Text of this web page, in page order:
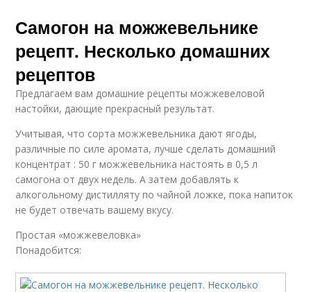
Домашний водка
гранатовым соком
Самогон на можжевельнике
рецепт. Несколько домашних
рецептов
Предлагаем вам домашние рецепты можжевеловой
настойки, дающие прекрасный результат.
Учитывая, что сорта можжевельника дают ягоды,
различные по силе аромата, лучше сделать домашний
концентрат : 50 г можжевельника настоять в 0,5 л
самогона от двух недель. А затем добавлять к
алкогольному дистилляту по чайной ложке, пока напиток
не будет отвечать вашему вкусу.
Простая «можжевеловка»
Понадобится: